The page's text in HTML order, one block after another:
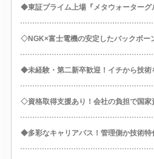
◆東証プライム上場『メタウォーターグ
◇NGK×富士電機の安定したバックボー
◆未経験・第二新卒歓迎！イチから技術
◇資格取得支援あり！会社の負担で国家
◆多彩なキャリアパス！管理側か技術特